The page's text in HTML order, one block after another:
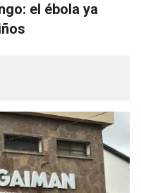
el ébola ya